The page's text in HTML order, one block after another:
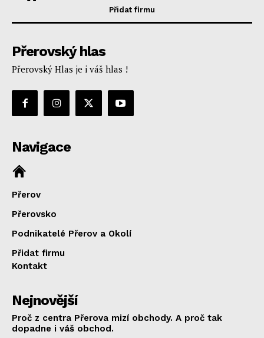
Přidat firmu
Přerovský hlas
Přerovský Hlas je i váš hlas !
Navigace
Přerov
Přerovsko
Podnikatelé Přerov a Okolí
Přidat firmu
Kontakt
Nejnovější
Proč z centra Přerova mizí obchody. A proč tak
dopadne i váš obchod.